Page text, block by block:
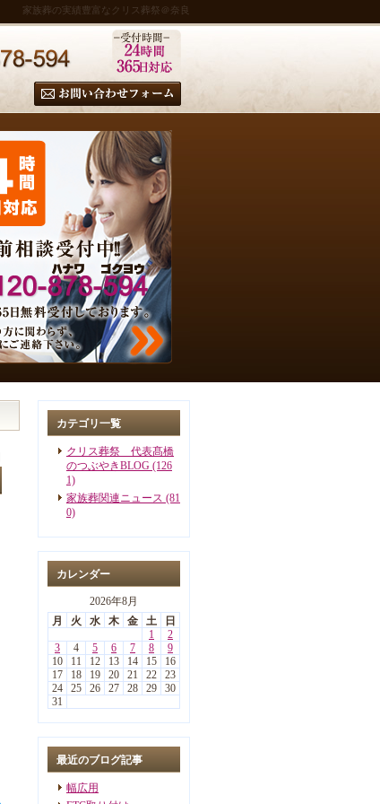
家族葬の実績豊富なクリス葬祭＠奈良
カテゴリ一覧
クリス葬祭 代表髙橋
のつぶやきBLOG (126
1)
家族葬関連ニュース (81
0)
カレンダー
2026年8月
月
火 水 木 金 土
日
1
2
3
4 5 6 7 8
9
10
11 12 13 14 15
16
17
18 19 20 21 22
23
24
25 26 27 28 29
30
31
最近のブログ記事
幅広用